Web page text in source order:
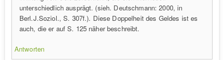
unterschiedlich ausprägt. (sieh. Deutschmann: 2000, in
Berl.J.Soziol., S. 307f.). Diese Doppelheit des Geldes ist es
auch, die er auf S. 125 näher beschreibt.
Antworten